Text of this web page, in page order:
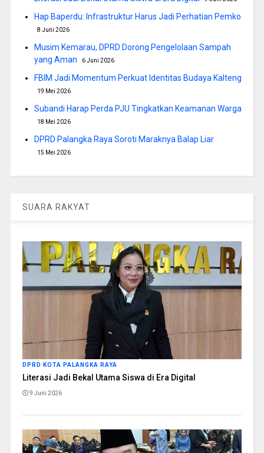
Hap Baperdu: Infrastruktur Harus Jadi Perhatian Pemko
8 Juni 2026
Musim Kemarau, DPRD Dorong Pengelolaan Sampah
yang Aman
6 Juni 2026
FBIM Jadi Momentum Perkuat Identitas Budaya Kalteng
19 Mei 2026
Subandi Harap Perda PJU Tingkatkan Keamanan Warga
18 Mei 2026
DPRD Palangka Raya Soroti Maraknya Balap Liar
15 Mei 2026
SUARA RAKYAT
DPRD KOTA PALANGKA RAYA
Literasi Jadi Bekal Utama Siswa di Era Digital
9 Juni 2026